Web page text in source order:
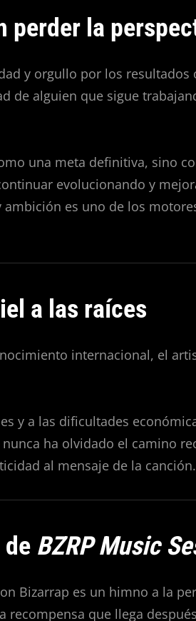
perder la
y orgullo por los resultados
de alguien que sigue
una meta definitiva, sino
evolucionando y
es uno de los
a las raíces
internacional, el
y a las dificultades
ha olvidado el camino
al mensaje de la canción.
BZRP Music
Bizarrap es un himno a la
recompensa que llega